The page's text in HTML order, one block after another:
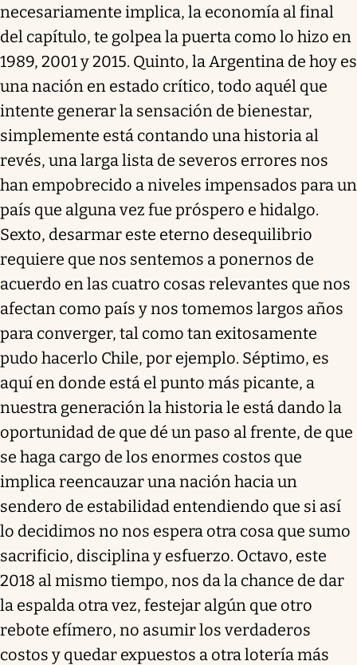
necesariamente implica, la economía al final
del capítulo, te golpea la puerta como lo hizo en
1989, 2001 y 2015. Quinto, la Argentina de hoy es
una nación en estado crítico, todo aquél que
intente generar la sensación de bienestar,
simplemente está contando una historia al
revés, una larga lista de severos errores nos
han empobrecido a niveles impensados para un
país que alguna vez fue próspero e hidalgo.
Sexto, desarmar este eterno desequilibrio
requiere que nos sentemos a ponernos de
acuerdo en las cuatro cosas relevantes que nos
afectan como país y nos tomemos largos años
para converger, tal como tan exitosamente
pudo hacerlo Chile, por ejemplo. Séptimo, es
aquí en donde está el punto más picante, a
nuestra generación la historia le está dando la
oportunidad de que dé un paso al frente, de que
se haga cargo de los enormes costos que
implica reencauzar una nación hacia un
sendero de estabilidad entendiendo que si así
lo decidimos no nos espera otra cosa que sumo
sacrificio, disciplina y esfuerzo. Octavo, este
2018 al mismo tiempo, nos da la chance de dar
la espalda otra vez, festejar algún que otro
rebote efímero, no asumir los verdaderos
costos y quedar expuestos a otra lotería más